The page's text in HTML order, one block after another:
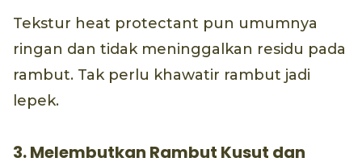
Tekstur heat protectant pun umumnya
ringan dan tidak meninggalkan residu pada
rambut. Tak perlu khawatir rambut jadi
lepek.
3. Melembutkan Rambut Kusut dan